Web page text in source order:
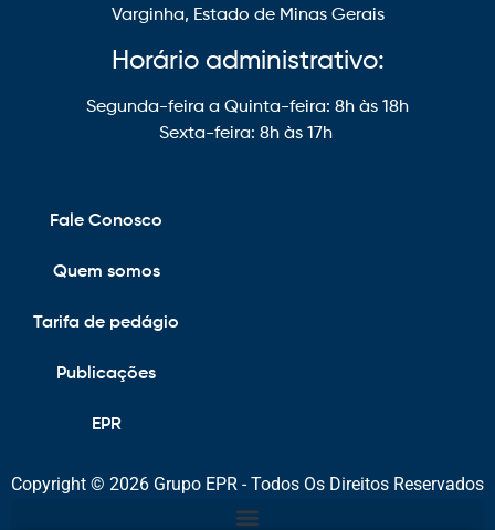
Varginha, Estado de Minas Gerais
Horário administrativo:
Segunda-feira a Quinta-feira: 8h às 18h
Sexta-feira: 8h às 17h
Fale Conosco
Quem somos
Tarifa de pedágio
Publicações
EPR
Copyright © 2026 Grupo EPR - Todos Os Direitos Reservados